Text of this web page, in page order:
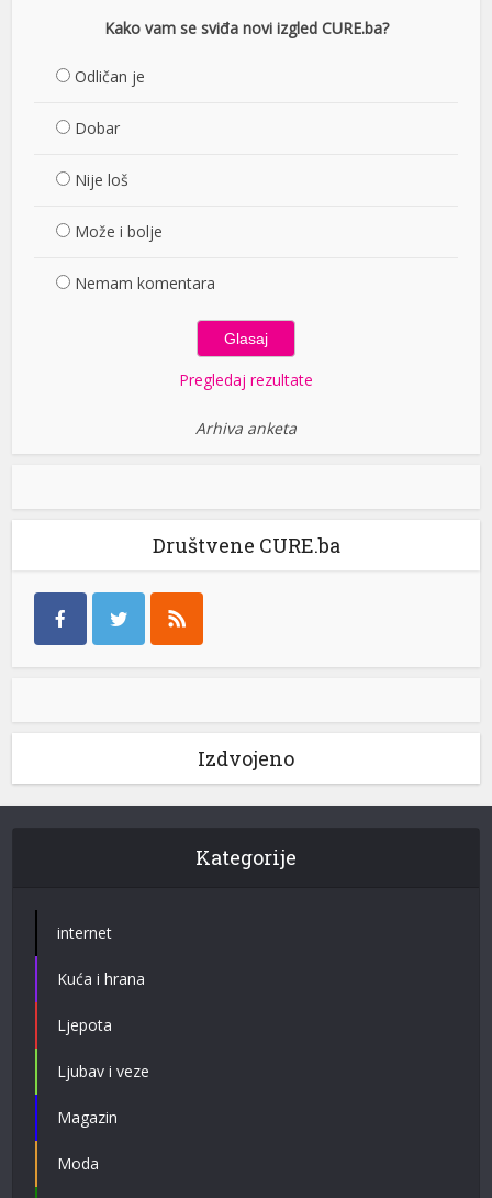
Kako vam se sviđa novi izgled CURE.ba?
Odličan je
Dobar
Nije loš
Može i bolje
Nemam komentara
Pregledaj rezultate
Arhiva anketa
Društvene CURE.ba
Izdvojeno
Kategorije
internet
Kuća i hrana
Ljepota
Ljubav i veze
Magazin
Moda